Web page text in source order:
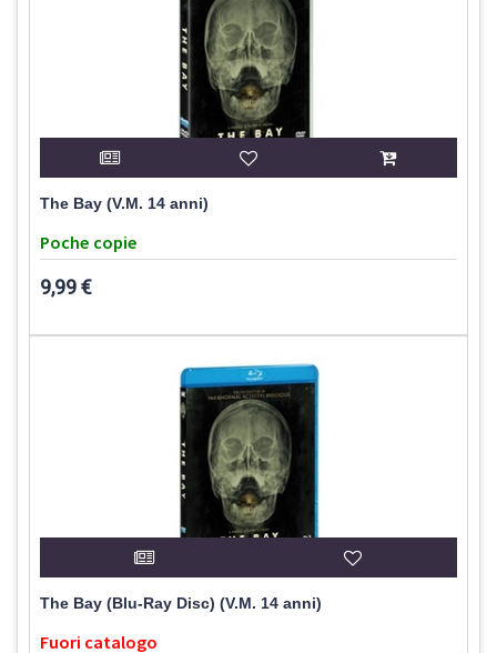
The Bay (V.M. 14 anni)
Poche copie
9,99 €
The Bay (Blu-Ray Disc) (V.M. 14 anni)
Fuori catalogo